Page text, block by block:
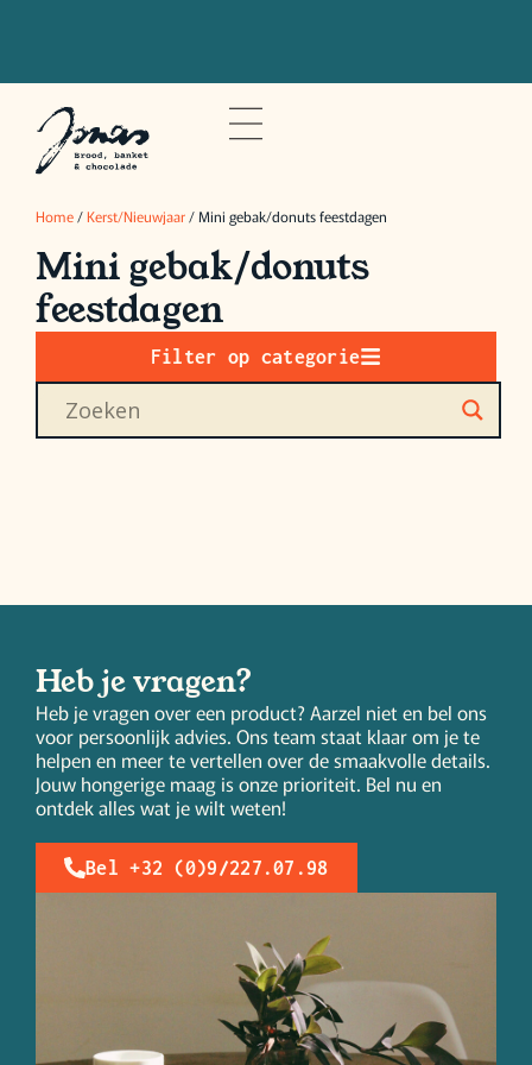
Bestel voor 20u om je bestelling de
volgende dag op te halen
Home/Kerst/Nieuwjaar/ Mini gebak/donuts feestdagen
Mini gebak/donuts
feestdagen
Filter op categorie
Heb je vragen?
Heb je vragen over een product? Aarzel niet en bel ons
voor persoonlijk advies. Ons team staat klaar om je te
helpen en meer te vertellen over de smaakvolle details.
Jouw hongerige maag is onze prioriteit. Bel nu en
ontdek alles wat je wilt weten!
Bel +32 (0)9/227.07.98